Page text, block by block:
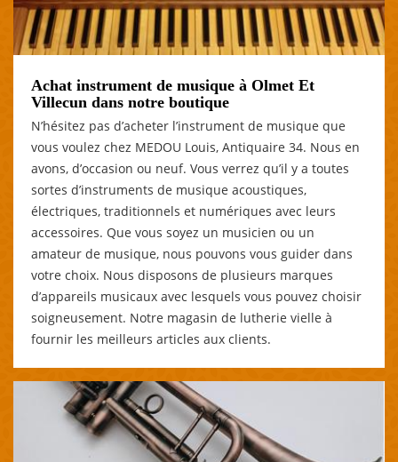
Achat instrument de musique à Olmet Et
Villecun dans notre boutique
N’hésitez pas d’acheter l’instrument de musique que
vous voulez chez MEDOU Louis, Antiquaire 34. Nous en
avons, d’occasion ou neuf. Vous verrez qu’il y a toutes
sortes d’instruments de musique acoustiques,
électriques, traditionnels et numériques avec leurs
accessoires. Que vous soyez un musicien ou un
amateur de musique, nous pouvons vous guider dans
votre choix. Nous disposons de plusieurs marques
d’appareils musicaux avec lesquels vous pouvez choisir
soigneusement. Notre magasin de lutherie vielle à
fournir les meilleurs articles aux clients.